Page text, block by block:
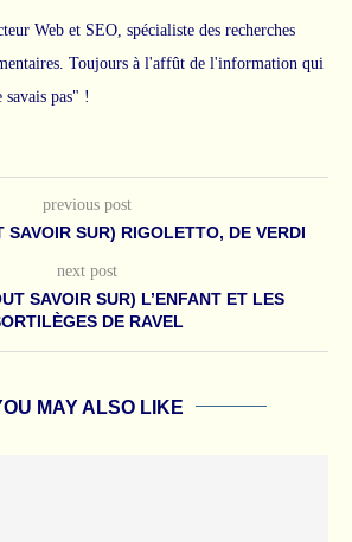
Web et SEO, spécialiste des recherches
Toujours à l'affût de l'information qui
pas" !
previous post
SAVOIR SUR) RIGOLETTO, DE VERDI
next post
SAVOIR SUR) L’ENFANT ET LES
DE RAVEL
MAY ALSO LIKE